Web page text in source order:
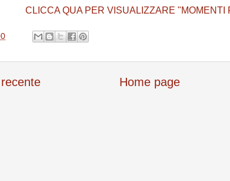
CLICCA QUA PER VISUALIZZARE "MOMENTI
Home page